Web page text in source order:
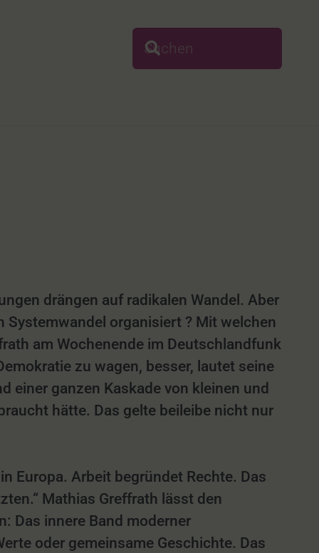
drängen auf radikalen Wandel. Aber
Systemwandel organisiert ? Mit welchen
am Wochenende im Deutschlandfunk
zu wagen, besser, lautet seine
einer ganzen Kaskade von kleinen und
hätte. Das gelte beileibe nicht nur
Europa. Arbeit begründet Rechte. Das
Mathias Greffrath lässt den
Das innere Band moderner
oder gemeinsame Geschichte. Das